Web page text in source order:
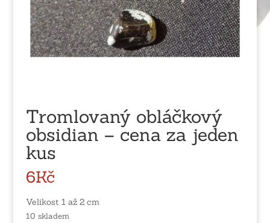
Tromlovaný obláčkový
obsidian – cena za jeden
kus
6Kč
Velikost 1 až 2 cm
10 skladem